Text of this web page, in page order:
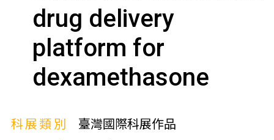
drug delivery
platform for
dexamethasone
科展類別
臺灣國際科展作品